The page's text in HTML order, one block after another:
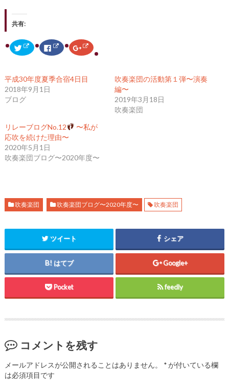
共有:
ク
ッ
て
T
w
t
で
共
有
(
新
し
い
で
開
き
)
F
c
o
o
に
は
ク
リ
ク
し
(
新
し
ィ
ン
ド
ウ
で
開
き
ま
す
)
ク
ッ
て
G
で
共
し
い
で
開
き
)
平成30年度夏季合宿4日目
2018年9月1日
ブログ
吹奏楽団の活動第１弾〜演奏
編〜
2019年3月18日
吹奏楽団
リレーブログNo.12
〜私が
応吹を続けた理由〜
2020年5月1日
吹奏楽団ブログ〜2020年度〜
吹奏楽団 吹奏楽団ブログ〜2020年度〜 吹奏楽団
ツイート シェア
はてブ Google+
Pocket feedly
コメントを残す
メールアドレスが公開されることはありません。 *が付いている欄
は必須項目です